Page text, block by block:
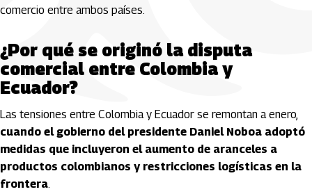
comercio entre ambos países.
¿Por qué se originó la disputa
comercial entre Colombia y
Ecuador?
Las tensiones entre Colombia y Ecuador se remontan a enero,
cuando el gobierno del presidente Daniel Noboa adoptó
medidas que incluyeron el aumento de aranceles a
productos colombianos y restricciones logísticas en la
frontera.